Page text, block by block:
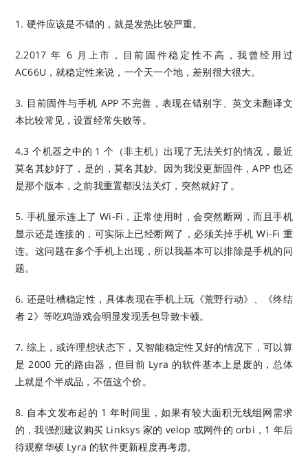
1. 硬件应该是不错的，就是发热比较严重。
2.2017 年 6 月上市，目前固件稳定性不高，我曾经用过
AC66U，就稳定性来说，一个天一个地，差别很大很大。
3. 目前固件与手机 APP 不完善，表现在错别字、英文未翻译文
本比较常见，设置经常失败等。
4.3 个机器之中的 1 个（非主机）出现了无法关灯的情况，最近
莫名其妙好了，是的，莫名其妙。因为我没更新固件，APP 也还
是那个版本，之前我重置都没法关灯，突然就好了。
5. 手机显示连上了 Wi-Fi，正常使用时，会突然断网，而且手机
显示还是连接的，可实际上已经断网了，必须关掉手机 Wi-Fi 重
连。这问题在多个手机上出现，所以我基本可以排除是手机的问
题。
6. 还是吐槽稳定性，具体表现在手机上玩《荒野行动》、《终结
者 2》等吃鸡游戏会明显发现丢包导致卡顿。
7. 综上，或许理想状态下，又智能稳定性又好的情况下，可以算
是 2000 元的路由器，但目前 Lyra 的软件基本上是废的，总体
上就是个半成品，不值这个价。
8. 自本文发布起的 1 年时间里，如果有较大面积无线组网需求
的，我强烈建议购买 Linksys 家的 velop 或网件的 orbi，1 年后
待观察华硕 Lyra 的软件更新程度再考虑。